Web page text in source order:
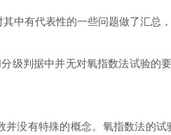
有代表性的一些问题做了汇总
级判据中并无对氧指数法试验的
没有特殊的概念。氧指数法的